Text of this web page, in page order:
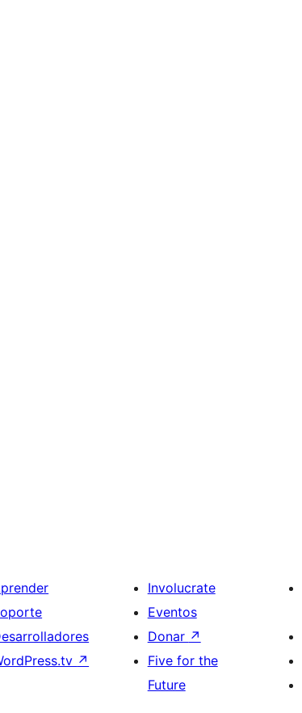
↗
Involucrate
Eventos
Donar ↗
Five for the
Future